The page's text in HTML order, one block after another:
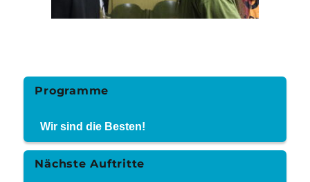
Programme
Wir sind die Besten!
Nächste Auftritte